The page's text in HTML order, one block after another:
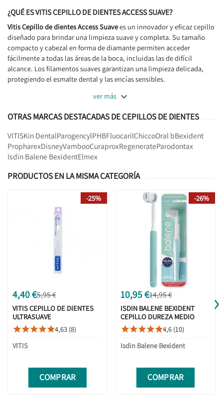
¿QUÉ ES VITIS CEPILLO DE DIENTES ACCESS SUAVE?
Vitis Cepillo de dientes Access Suavees un innovador y eficaz cepillo
diseñado para brindar una limpieza suave y completa. Su tamaño
compacto y cabezal en forma de diamante permiten acceder
fácilmente a todas las áreas de la boca, incluidas las de difícil
alcance. Los filamentos suaves garantizan una limpieza delicada,
protegiendo el esmalte dental y las encías sensibles.
ver más 
OTRAS MARCAS DESTACADAS DE CEPILLOS DE DIENTES
VITISKin DentalParogencylPHBFluocarilChiccoOral bBexident
PropharexDisneyVambooCuraproxRegenerateParodontax
Isdin Balene BexidentElmex
PRODUCTOS EN LA MISMA CATEGORÍA
4,40 €5,95 €
VITIS CEPILLO DE DIENTES
ULTRASUAVE
4,63 (8)
VITIS
COMPRAR
-25%
10,95 €14,95 €
ISDIN BALENE BEXIDENT
CEPILLO DUREZA MEDIO
AGUAMARINA
4,6 (10)
Isdin Balene Bexident
COMPRAR
-26%
›